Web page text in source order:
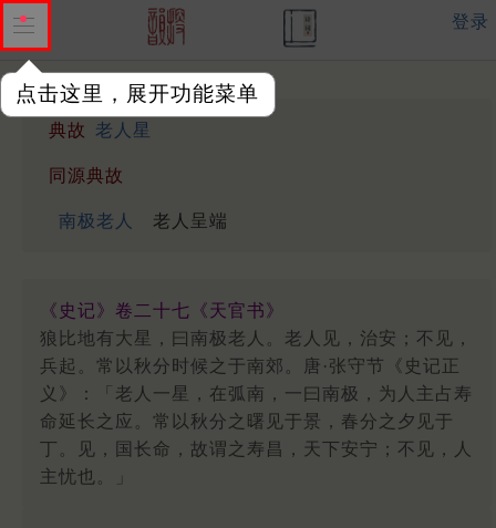
点击这里，展开功能菜单
登录
典故 老人星
同源典故
南极老人 老人呈端
《史记》卷二十七《天官书》
狼比地有大星，曰南极老人。老人见，治安；不见，
兵起。常以秋分时候之于南郊。唐·张守节《史记正
义》：「老人一星，在弧南，一曰南极，为人主占寿
命延长之应。常以秋分之曙见于景，春分之夕见于
丁。见，国长命，故谓之寿昌，天下安宁；不见，人
主忧也。」